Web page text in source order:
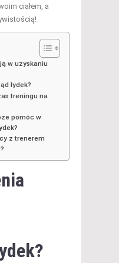
ciałem, a
w uzyskaniu
łydek?
treningu na
pomóc w
z trenerem